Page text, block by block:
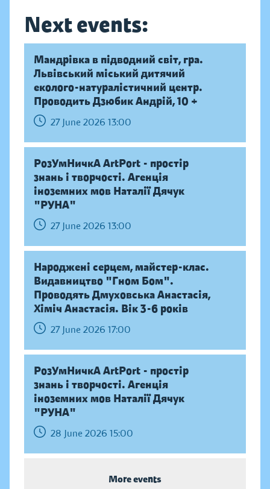
Next events:
Мандрівка в підводний світ, гра.
Львівський міський дитячий
еколого-натуралістичний центр.
Проводить Дзюбик Андрій, 10 +
27 June 2026 13:00
РозУмНичкА ArtPort - простір
знань і творчості. Агенція
іноземних мов Наталії Дячук
"РУНА"
27 June 2026 13:00
Народжені серцем, майстер-клас.
Видавництво "Гном Бом".
Проводять Дмуховська Анастасія,
Хіміч Анастасія. Вік 3-6 років
27 June 2026 17:00
РозУмНичкА ArtPort - простір
знань і творчості. Агенція
іноземних мов Наталії Дячук
"РУНА"
28 June 2026 15:00
More events